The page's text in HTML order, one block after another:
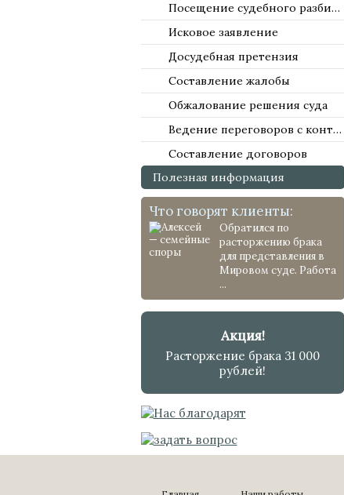
Посещение судебного разбирательства
Исковое заявление
Досудебная претензия
Составление жалобы
Обжалование решения суда
Ведение переговоров с контрагентами
Составление договоров
Полезная информация
Что говорят клиенты:
Обратился по
расторжению брака
для представления в
Мировом суде. Работа
...
Акция!
Расторжение брака 31 000
рублей!